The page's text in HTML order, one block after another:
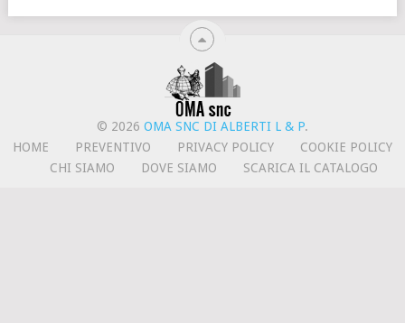
© 2026 OMA SNC DI ALBERTI L & P.
HOME
PREVENTIVO PRIVACY POLICY
COOKIE POLICY
CHI SIAMO
DOVE SIAMO SCARICA IL CATALOGO